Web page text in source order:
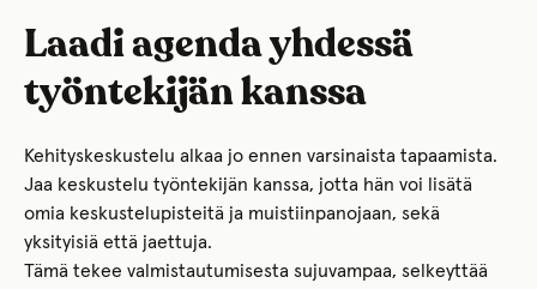
Laadi agenda yhdessä
työntekijän kanssa
Kehityskeskustelu alkaa jo ennen varsinaista tapaamista.
Jaa keskustelu työntekijän kanssa, jotta hän voi lisätä
omia keskustelupisteitä ja muistiinpanojaan, sekä
yksityisiä että jaettuja.
Tämä tekee valmistautumisesta sujuvampaa, selkeyttää